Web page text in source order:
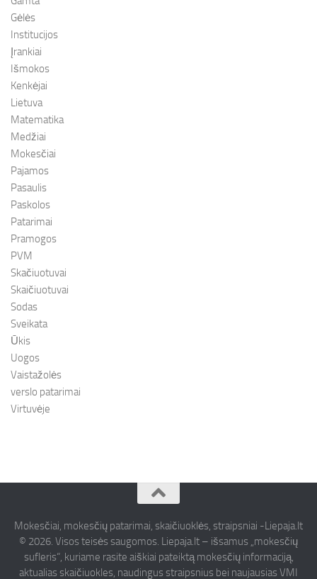
Gėlės
Institucijos
Įrankiai
Išmokos
Kenkėjai
Lietuva
Matematika
Medžiai
Mokesčiai
Pajamos
Pasaulis
Paskolos
Patarimai
Pramogos
PVM
Skačiuotuvai
Skaičiuotuvai
Sodas
Sveikata
Ūkis
Uogos
Vaistažolės
verslo patarimai
Virtuvėje
Mokesčiai, mokesčių patarimai, skaičiuoklės, straipsniai -Liepaja.lt
© 2026. Visos teisės saugomos. Liepaja.lt – išsamus „mokesčių
sufleris“, kuriame rasite aiškiai pateiktą mokesčių informaciją,
aktualias skaičiuokles, naudingus straipsnius bei naujausias VMI